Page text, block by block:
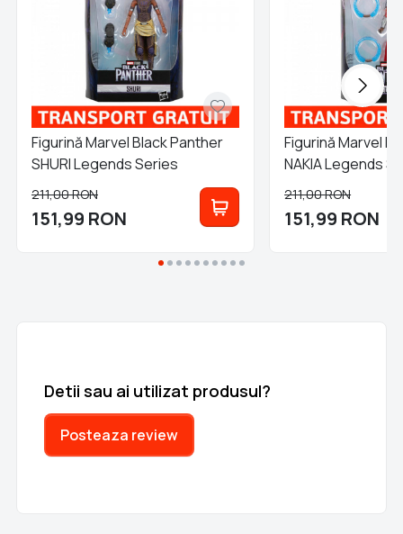
Figurină Marvel Black Panther
SHURI Legends Series
151,99 RON
211,00RON
Figurină Marvel
NAKIA Legends
151,99 RON
211,00RON
Detii sau ai utilizat produsul?
Posteaza review